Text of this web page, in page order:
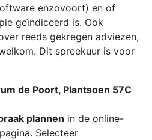
enzovoort) en of
geïndiceerd is. Ook
reeds gekregen adviezen,
Dit spreekuur is voor
de Poort, Plantsoen 57C
plannen in de online-
Selecteer